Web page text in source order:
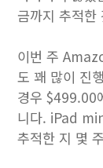
금까지 추적한
이번 주
도 꽤 많이 진
경우 $499.00
니다. iPad
추적한 지 몇